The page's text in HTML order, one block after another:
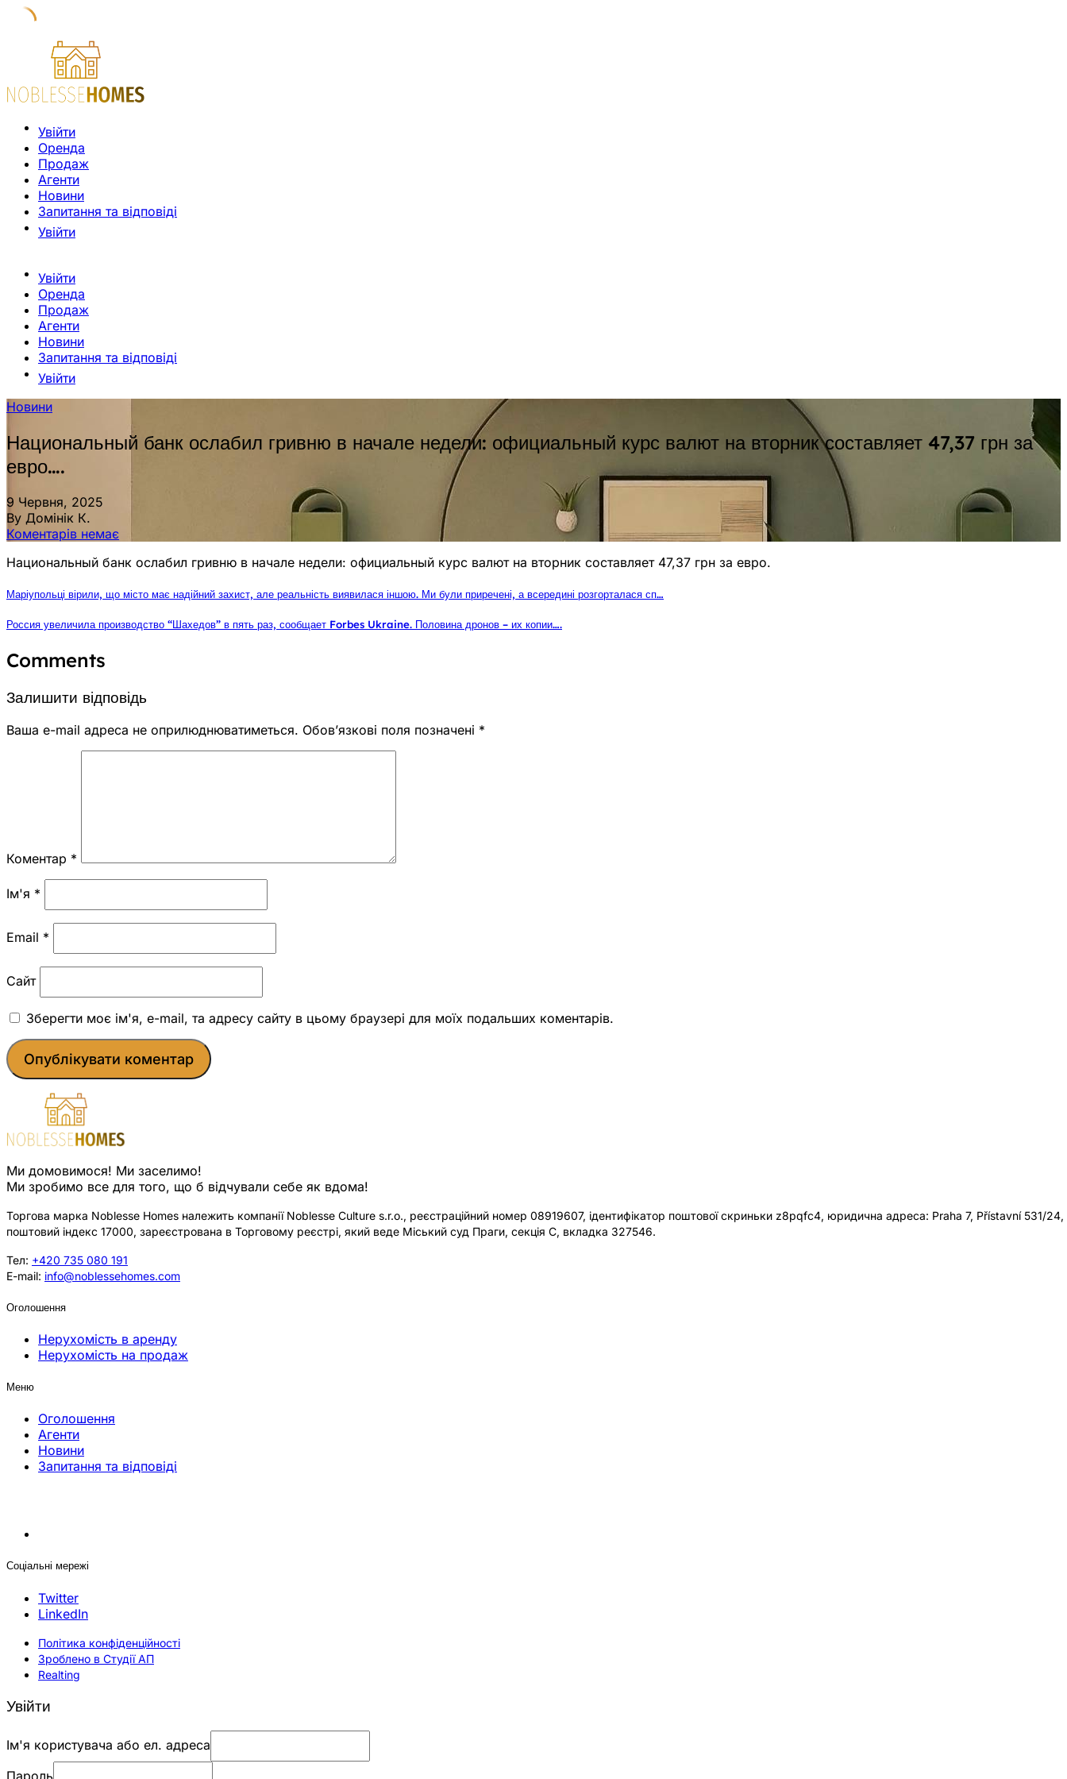
Увійти
Оренда
Продаж
Агенти
Новини
Запитання та відповіді
Увійти
Увійти
Оренда
Продаж
Агенти
Новини
Запитання та відповіді
Увійти
Новини
Национальный банк ослабил гривню в начале недели: официальный курс валют на вторник составляет 47,37 грн за
евро….
9 Червня, 2025
By Домінік К.
Коментарів немає
Национальный банк ослабил гривню в начале недели: официальный курс валют на вторник составляет 47,37 грн за евро.
Маріупольці вірили, що місто має надійний захист, але реальність виявилася іншою. Ми були приречені, а всередині розгорталася сп…
Россия увеличила производство “Шахедов” в пять раз, сообщает Forbes Ukraine. Половина дронов – их копии….
Comments
Залишити відповідь
Ваша e-mail адреса не оприлюднюватиметься. Обов’язкові поля позначені *
Коментар *
Ім'я *
Email *
Сайт
Зберегти моє ім'я, e-mail, та адресу сайту в цьому браузері для моїх подальших коментарів.
Ми домовимося! Ми заселимо!
Ми зробимо все для того, що б відчували себе як вдома!
Торгова марка Noblesse Homes належить компанії Noblesse Culture s.r.o., реєстраційний номер 08919607, ідентифікатор поштової скриньки z8pqfc4, юридична адреса: Praha 7, Přístavní 531/24,
поштовий індекс 17000, зареєстрована в Торговому реєстрі, який веде Міський суд Праги, секція C, вкладка 327546.
Тел: +420 735 080 191
E-mail: info@noblessehomes.com
Оголошення
Нерухомість в аренду
Нерухомість на продаж
Меню
Оголошення
Агенти
Новини
Запитання та відповіді
Соціальні мережі
Twitter
LinkedIn
Політика конфіденційності
Зроблено в Студії АП
Realting
Увійти
Ім'я користувача або ел. адреса